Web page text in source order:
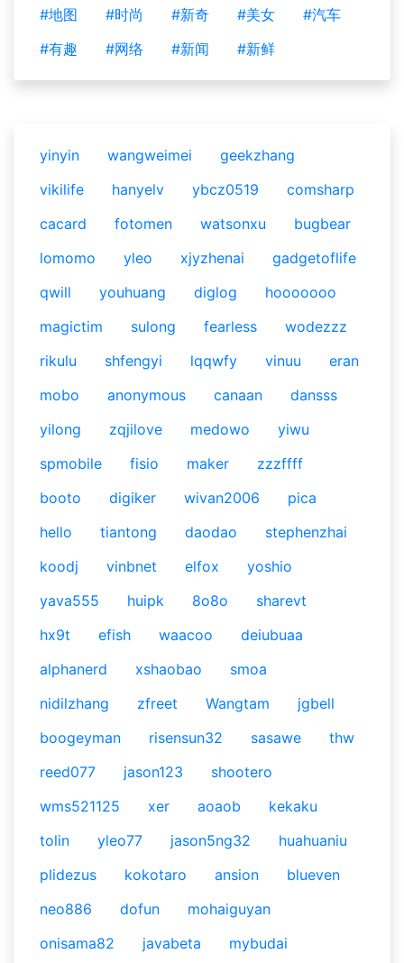
#地图
#时尚 #新奇 #美女
#汽车
#有趣
#网络 #新闻 #新鲜
yinyin wangweimei
geekzhang
vikilife
hanyelv ybcz0519
comsharp
cacard
fotomen watsonxu
bugbear
lomomo
yleo xjyzhenai
gadgetoflife
qwill
youhuang diglog
hooooooo
magictim
sulong fearless
wodezzz
rikulu
shfengyi lqqwfy vinuu
eran
mobo
anonymous canaan
dansss
yilong
zqjilove medowo
yiwu
spmobile
fisio maker
zzzffff
booto
digiker wivan2006
pica
hello
tiantong daodao
stephenzhai
koodj
vinbnet elfox
yoshio
yava555
huipk 8o8o
sharevt
hx9t
efish waacoo
deiubuaa
alphanerd
xshaobao
smoa
nidilzhang
zfreet Wangtam
jgbell
boogeyman
risensun32 sasawe
thw
reed077
jason123
shootero
wms521125
xer aoaob
kekaku
tolin
yleo77 jason5ng32
huahuaniu
plidezus
kokotaro ansion
blueven
neo886
dofun
mohaiguyan
onisama82
javabeta mybudai